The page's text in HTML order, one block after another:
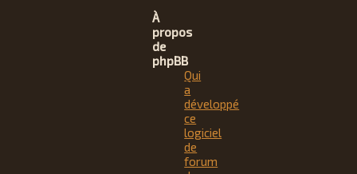
À
propos
de
phpBB
Qui
a
développé
ce
logiciel
de
forum